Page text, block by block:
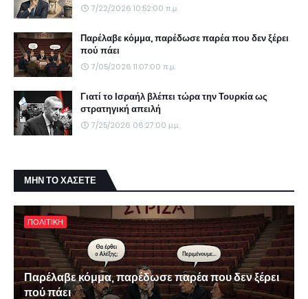
7/22/2026 10:52:00 π.μ.
Παρέλαβε κόμμα, παρέδωσε παρέα που δεν ξέρει
πού πάει
7/05/2026 11:07:00 π.μ.
Γιατί το Ισραήλ βλέπει τώρα την Τουρκία ως
στρατηγική απειλή
7/25/2026 06:27:00 μ.μ.
ΜΗΝ ΤΟ ΧΑΣΕΤΕ
ΠΟΛΙΤΙΚΗ
Παρέλαβε κόμμα, παρέδωσε παρέα που δεν ξέρει
πού πάει